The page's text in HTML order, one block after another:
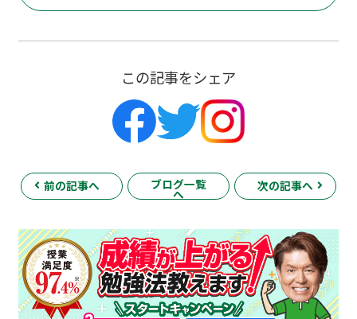
この記事をシェア
前の記事へ ブログ一覧
へ
次の記事へ